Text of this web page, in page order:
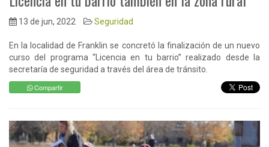
13 de jun, 2022 Seguridad
En la localidad de Franklin se concretó la finalización de un nuevo
curso del programa “Licencia en tu barrio” realizado desde la
secretaría de seguridad a través del área de tránsito.
Compartir